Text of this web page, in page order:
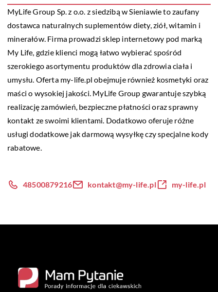
MyLife Group Sp. z o.o. z siedzibą w Sieniawie to zaufany
dostawca naturalnych suplementów diety, ziół, witamin i
minerałów. Firma prowadzi sklep internetowy pod marką
My Life, gdzie klienci mogą łatwo wybierać spośród
szerokiego asortymentu produktów dla zdrowia ciała i
umysłu. Oferta my-life.pl obejmuje również kosmetyki oraz
maści o wysokiej jakości. MyLife Group gwarantuje szybką
realizację zamówień, bezpieczne płatności oraz sprawny
kontakt ze swoimi klientami. Dodatkowo oferuje różne
usługi dodatkowe jak darmową wysyłkę czy specjalne kody
rabatowe.
48500879216 kontakt@my-life.pl my-life.pl